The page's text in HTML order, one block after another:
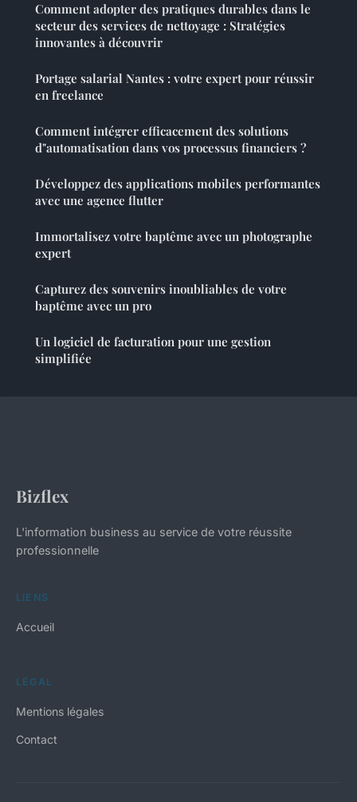
Comment adopter des pratiques durables dans le
secteur des services de nettoyage : Stratégies
innovantes à découvrir
Portage salarial Nantes : votre expert pour réussir
en freelance
Comment intégrer efficacement des solutions
d"automatisation dans vos processus financiers ?
Développez des applications mobiles performantes
avec une agence flutter
Immortalisez votre baptême avec un photographe
expert
Capturez des souvenirs inoubliables de votre
baptême avec un pro
Un logiciel de facturation pour une gestion
simplifiée
Bizflex
L'information business au service de votre réussite
professionnelle
LIENS
Accueil
LÉGAL
Mentions légales
Contact